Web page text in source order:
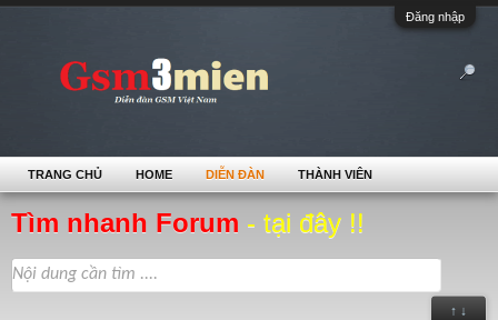
Đăng nhập
Tìm nhanh Forum - tại đây !!
↑ ↓
TRANG CHỦ HOME DIỄN ĐÀN THÀNH VIÊN